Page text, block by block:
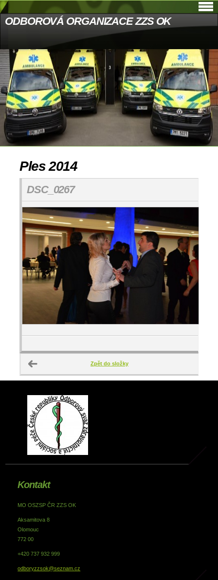
ODBOROVÁ ORGANIZACE ZZS OK
Ples 2014
DSC_0267
Zpět do složky
Kontakt
MO OSZSP ČR ZZS OK
Aksamitova 8
Olomouc
772 00
+420 737 932 999
odboryzzsok@seznam.cz